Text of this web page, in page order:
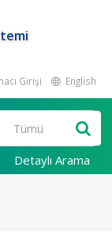
Girişi English
Detaylı Arama